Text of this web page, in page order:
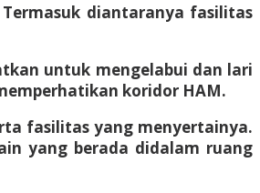
diantaranya fasilitas
untuk mengelabui dan lari
koridor HAM.
fasilitas yang menyertainya.
yang berada didalam ruang